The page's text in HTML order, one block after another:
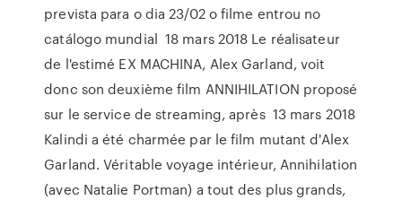
prevista para o dia 23/02 o filme entrou no
catálogo mundial 18 mars 2018 Le réalisateur
de l'estimé EX MACHINA, Alex Garland, voit
donc son deuxième film ANNIHILATION proposé
sur le service de streaming, après 13 mars 2018
Kalindi a été charmée par le film mutant d'Alex
Garland. Véritable voyage intérieur, Annihilation
(avec Natalie Portman) a tout des plus grands,